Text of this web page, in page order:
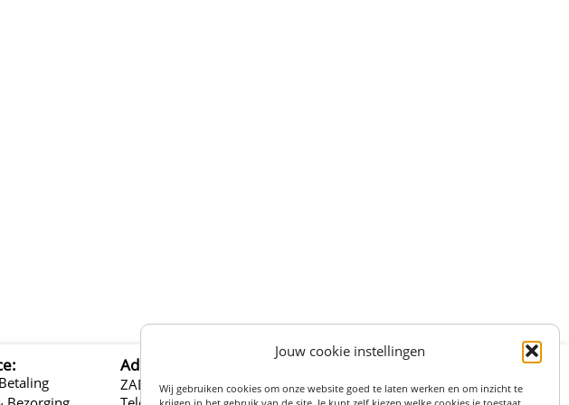
Jouw cookie instellingen
Wij gebruiken cookies om onze website goed te laten werken en om inzicht te
krijgen in het gebruik van de site. Je kunt zelf kiezen welke cookies je toestaat.
Adres:
ZADELSTRAAT 27, 3511LS UTRECHT (centrum)